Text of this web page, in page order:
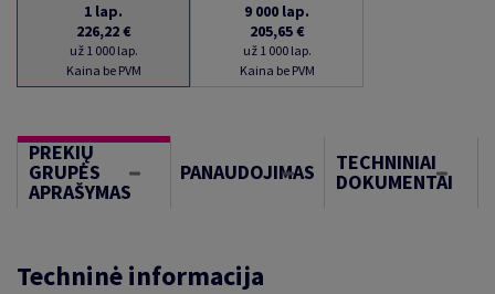
1 lap.
226,22 €
už 1 000 lap.
Kaina be PVM
9 000 lap.
205,65 €
už 1 000 lap.
Kaina be PVM
PREKIŲ
GRUPĖS
APRAŠYMAS
PANAUDOJIMAS TECHNINIAI
DOKUMENTAI
Techninė informacija